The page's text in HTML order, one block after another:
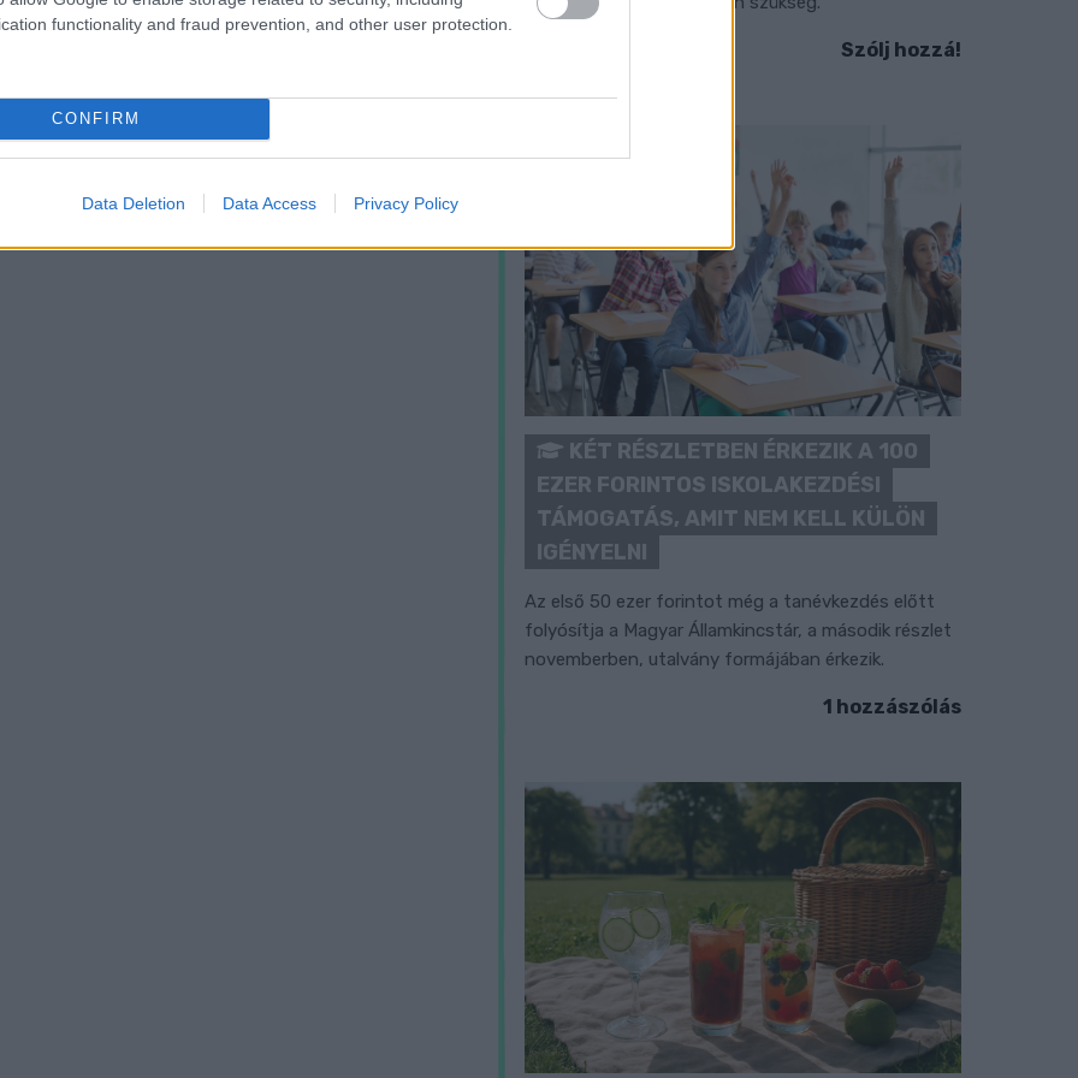
functionality and fraud prevention, and other user protection.
CONFIRM
Data Deletion Data Access Privacy Policy
Szólj hozzá!
KÉT RÉSZLETBEN ÉRKEZIK A 100
EZER FORINTOS ISKOLAKEZDÉSI
TÁMOGATÁS, AMIT NEM KELL KÜLÖN
IGÉNYELNI
Az első 50 ezer forintot még a tanévkezdés előtt
folyósítja a Magyar Államkincstár, a második részlet
novemberben, utalvány formájában érkezik.
1 hozzászólás